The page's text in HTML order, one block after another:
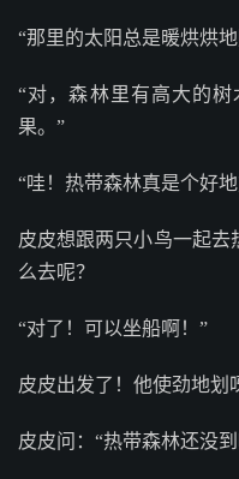
“那里的太阳总是暖烘烘
“对，森林里有高大的
果。”
“哇！热带森林真是个好
皮皮想跟两只小鸟一起去
么去呢？
“对了！可以坐船啊！”
皮皮出发了！他使劲地
皮皮问：“热带森林还没